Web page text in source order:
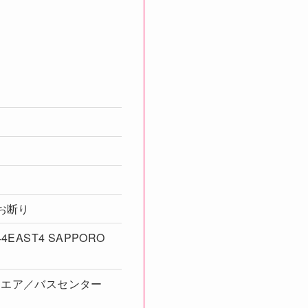
り
SAPPORO
ア／バスセンター